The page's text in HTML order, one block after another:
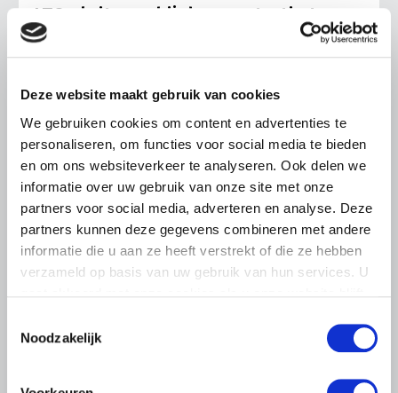
Deze website maakt gebruik van cookies
We gebruiken cookies om content en advertenties te
personaliseren, om functies voor social media te bieden
en om ons websiteverkeer te analyseren. Ook delen we
informatie over uw gebruik van onze site met onze
partners voor social media, adverteren en analyse. Deze
partners kunnen deze gegevens combineren met andere
informatie die u aan ze heeft verstrekt of die ze hebben
verzameld op basis van uw gebruik van hun services. U
Noodzakelijk
LTO sluit aan bij demonstratie tegen
dreigende onteigening
pluimveehouders
ZLTO, LLTB, LTO Noord en LTO Nederland roepen hun
leden op om op vrijdagochtend 14 augustus massaal naar
het voorplein van het provinciehuis in Den Bosch te
komen…
Lees meer